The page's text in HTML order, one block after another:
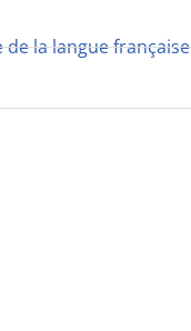
la langue française